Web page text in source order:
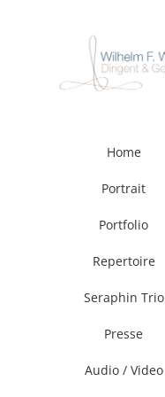
Home
Portrait
Portfolio
Repertoire
Seraphin Trio
Presse
Audio / Video